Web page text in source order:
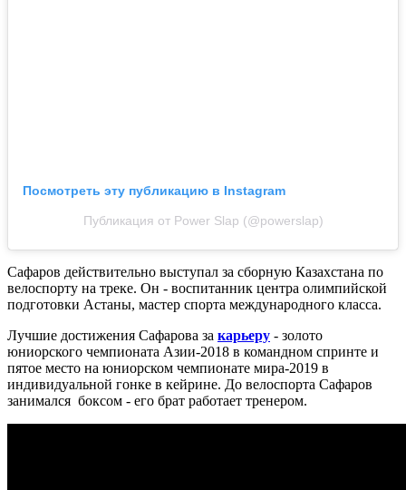
Посмотреть эту публикацию в Instagram
Публикация от Power Slap (@powerslap)
Сафаров действительно выступал за сборную Казахстана по
велоспорту на треке. Он - воспитанник центра олимпийской
подготовки Астаны, мастер спорта международного класса.
Лучшие достижения Сафарова за карьеру - золото
юниорского чемпионата Азии-2018 в командном спринте и
пятое место на юниорском чемпионате мира-2019 в
индивидуальной гонке в кейрине. До велоспорта Сафаров
занимался боксом - его брат работает тренером.